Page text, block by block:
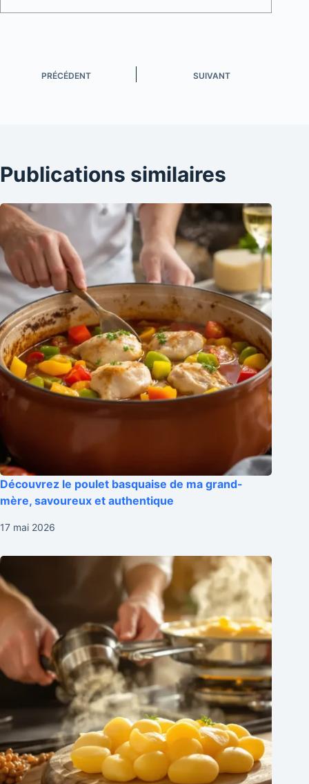
PRÉCÉDENT SUIVANT
Publications similaires
Découvrez le poulet basquaise de ma grand-
mère, savoureux et authentique
17 mai 2026